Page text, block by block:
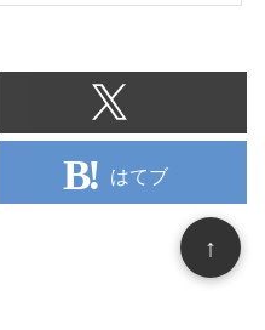
はてブ
↑